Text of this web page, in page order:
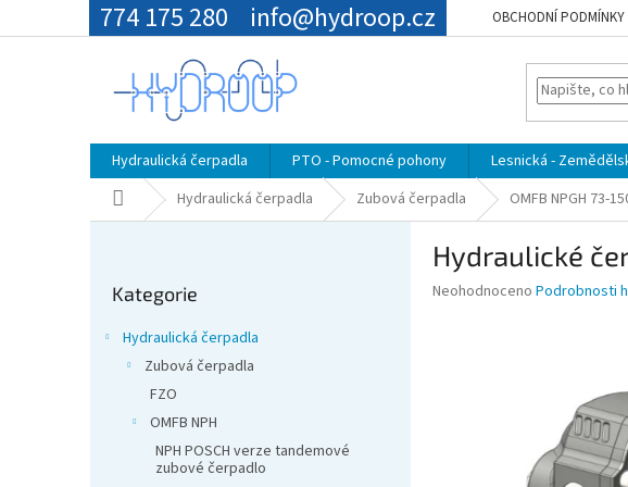
774 175 280 info@hydroop.cz OBCHODNÍ PODMÍNKY
Hydraulická čerpadla PTO - Pomocné pohony Lesnická -
Domů Hydraulická čerpadla Zubová čerpadla OMFB NPGH 73-
kategorie
Kategorie
Hydraulická čerpadla
Zubová čerpadla
FZO
OMFB NPH
NPH POSCH verze tandemové
zubové čerpadlo
Hydraulické
Průměrné
Neohodnoceno Podrobnosti